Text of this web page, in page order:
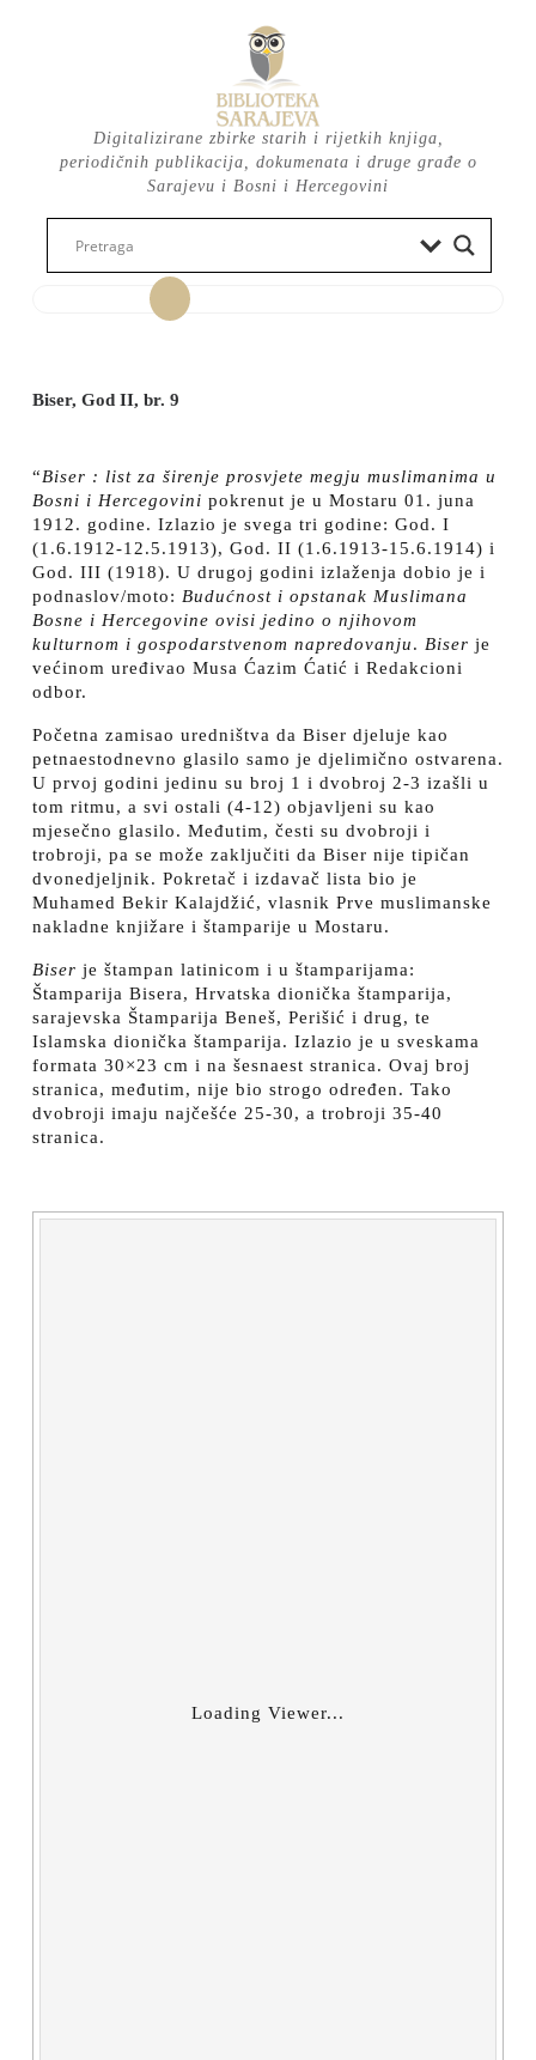
Digitalizirane zbirke starih i rijetkih knjiga,
periodičnih publikacija, dokumenata i druge građe o
Sarajevu i Bosni i Hercegovini
Open
Biser, God II, br. 9
“Biser : list za širenje prosvjete megju muslimanima u
Bosni i Hercegovini pokrenut je u Mostaru 01. juna
1912. godine. Izlazio je svega tri godine: God. I
(1.6.1912-12.5.1913), God. II (1.6.1913-15.6.1914) i
God. III (1918). U drugoj godini izlaženja dobio je i
podnaslov/moto: Budućnost i opstanak Muslimana
Bosne i Hercegovine ovisi jedino o njihovom
kulturnom i gospodarstvenom napredovanju. Biser je
većinom uređivao Musa Ćazim Ćatić i Redakcioni
odbor.
Početna zamisao uredništva da Biser djeluje kao
petnaestodnevno glasilo samo je djelimično ostvarena.
U prvoj godini jedinu su broj 1 i dvobroj 2-3 izašli u
tom ritmu, a svi ostali (4-12) objavljeni su kao
mjesečno glasilo. Međutim, česti su dvobroji i
trobroji, pa se može zaključiti da Biser nije tipičan
dvonedjeljnik. Pokretač i izdavač lista bio je
Muhamed Bekir Kalajdžić, vlasnik Prve muslimanske
nakladne knjižare i štamparije u Mostaru.
Biser je štampan latinicom i u štamparijama:
Štamparija Bisera, Hrvatska dionička štamparija,
sarajevska Štamparija Beneš, Perišić i drug, te
Islamska dionička štamparija. Izlazio je u sveskama
formata 30×23 cm i na šesnaest stranica. Ovaj broj
stranica, međutim, nije bio strogo određen. Tako
dvobroji imaju najčešće 25-30, a trobroji 35-40
stranica.
Loading Viewer...